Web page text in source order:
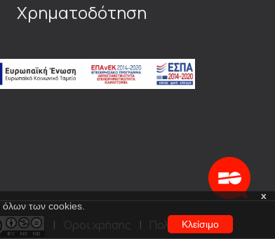
x
όλων των cookies.
Κλείσιμο
Χρηματοδότηση
| Όροι χρήσης | Πολιτική